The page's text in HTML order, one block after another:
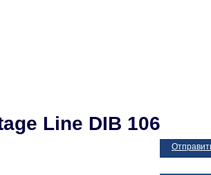
Line DIB 106